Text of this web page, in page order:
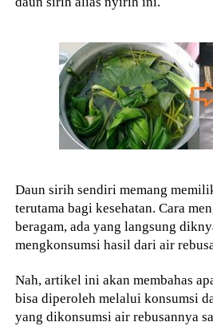
Daun sirih sendiri memang
terutama bagi kesehatan. Cara
beragam, ada yang langsung
mengkonsumsi hasil dari air
Nah, artikel ini akan membahas
bisa diperoleh melalui konsumsi
yang dikonsumsi air rebusannya